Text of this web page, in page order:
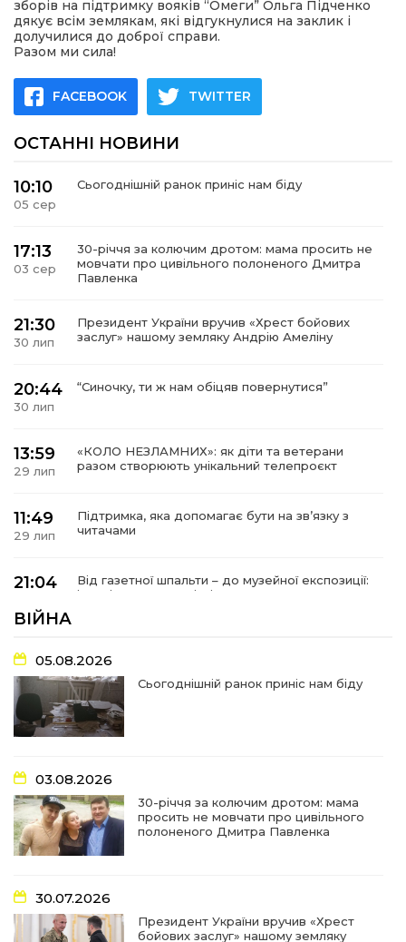
зборів на підтримку вояків “Омеги” Ольга Підченко
дякує всім землякам, які відгукнулися на заклик і
долучилися до доброї справи.
Разом ми сила!
FACEBOOK TWITTER
ОСТАННІ НОВИНИ
10:10
05 сер
Сьогоднішній ранок приніс нам біду
17:13
03 сер
30-річчя за колючим дротом: мама просить не
мовчати про цивільного полоненого Дмитра
Павленка
21:30
30 лип
Президент України вручив «Хрест бойових
заслуг» нашому земляку Андрію Амеліну
20:44
30 лип
“Синочку, ти ж нам обіцяв повернутися”
13:59
29 лип
«КОЛО НЕЗЛАМНИХ»: як діти та ветерани
разом створюють унікальний телепроєкт
11:49
29 лип
Підтримка, яка допомагає бути на зв’язку з
читачами
21:04
Від газетної шпальти – до музейної експозиції:
історії Героїв Барвінківщини стали частиною
17:18
27 лип
У Барвінківській громаді вшанували людей
найгуманнішої професії
16:29
22 лип
Медики Барвінківської громади
вдосконалюють професійні навички
15:09
22 лип
У Пригожому з дітьми та їх батьками
працювали фахівці благодійного фонду
07:17
“Мені й досі сниться син”: чотири роки світлої
11:06
20 лип
За дві доби — серія ворожих ударів по
Барвінківській громаді
ВІЙНА
05.08.2026
Сьогоднішній ранок приніс нам біду
03.08.2026
30-річчя за колючим дротом: мама
просить не мовчати про цивільного
полоненого Дмитра Павленка
30.07.2026
Президент України вручив «Хрест
бойових заслуг» нашому земляку